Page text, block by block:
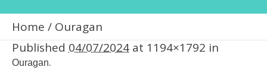
Home / Ouragan
Published 04/07/2024 at 1194×1792 in
Ouragan.